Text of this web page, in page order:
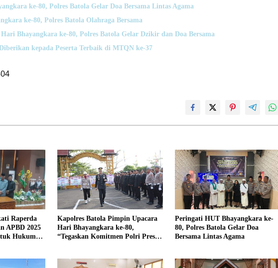
ke-80, Polres Batola Gelar Doa Bersama Lintas Agama
ke-80, Polres Batola Olahraga Bersama
Bhayangkara ke-80, Polres Batola Gelar Dzikir dan Doa Bersama
kepada Peserta Terbaik di MTQN ke-37
Raperda
APBD 2025
Hukum
Kapolres Batola Pimpin Upacara
Hari Bhayangkara ke-80,
“Tegaskan Komitmen Polri Presisi
Peringati HUT Bhayangkara ke-
80, Polres Batola Gelar Doa
Bersama Lintas Agama